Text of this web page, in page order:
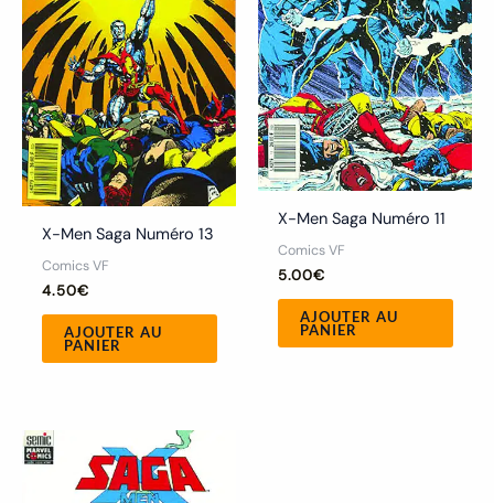
X-Men Saga Numéro 13
Comics VF
4.50€
AJOUTER AU
PANIER
X-Men Saga Numéro 11
Comics VF
5.00€
AJOUTER AU
PANIER